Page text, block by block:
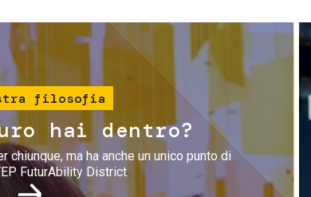
Immagine
filosofia
hai dentro?
chiunque, ma ha anche un unico punto di
FuturAbility District.